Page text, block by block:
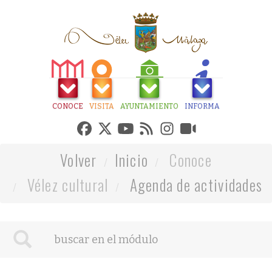
CONOCE VISITA AYUNTAMIENTO INFORMA
Volver Inicio
Conoce
Vélez cultural
Agenda de actividades